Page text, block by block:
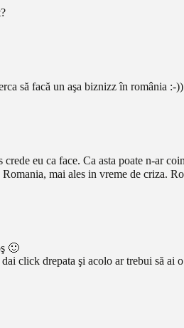
să facă un aşa biznizz în românia :-))
crede eu ca face. Ca asta poate n-ar
mai ales in vreme de criza.
🙂
click drepata şi acolo ar trebui să